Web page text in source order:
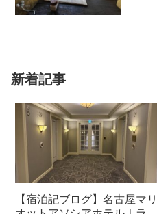
新着記事
【宿泊記ブログ】名古屋マリ